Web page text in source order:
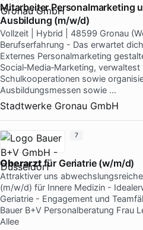
Mitarbeiter Personalmarketing
Ausbildung (m/w/d)
Vollzeit | Hybrid | 48599 Gronau
Berufserfahrung - Das erwartet
Externes Personalmarketing
Social‑Media‑Marketing,
Schulkooperationen sowie
Ausbildungsmessen sowie …
Stadtwerke Gronau GmbH
Oberarztfür Geriatrie (w/m/d)
Attraktiver uns
(m/w/d) für Innere Medizin -
Geriatrie - Engagement und
Bauer B+V Personalberatung Frau
Allee
7